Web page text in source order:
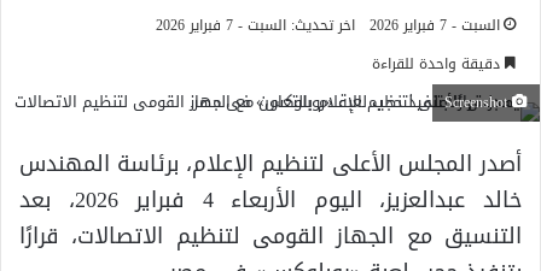
السبت - 7 فبراير 2026
اخر تحديث: السبت - 7 فبراير 2026
دقيقة واحدة للقراءة
Screenshot
أصدر المجلس الأعلى لتنظيم الإعلام، برئاسة المهندس
خالد عبدالعزيز، اليوم الأربعاء 4 فبراير 2026، بعد
التنسيق مع الجهاز القومى لتنظيم الاتصالات، قرارًا